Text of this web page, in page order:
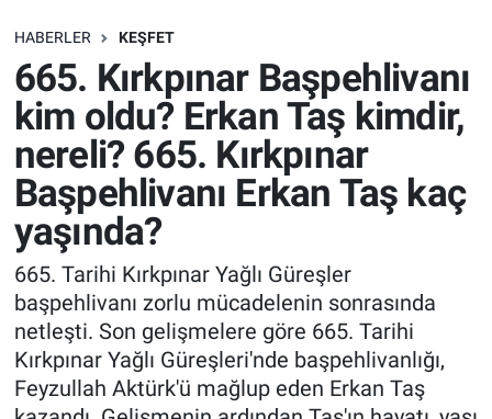
HABERLER KEŞFET
665. Kırkpınar Başpehlivanı
kim oldu? Erkan Taş kimdir,
nereli? 665. Kırkpınar
Başpehlivanı Erkan Taş kaç
yaşında?
665. Tarihi Kırkpınar Yağlı Güreşler
başpehlivanı zorlu mücadelenin sonrasında
netleşti. Son gelişmelere göre 665. Tarihi
Kırkpınar Yağlı Güreşleri'nde başpehlivanlığı,
Feyzullah Aktürk'ü mağlup eden Erkan Taş
SAĞLIK
EKONOMİ
EĞİTİM
ÖZEL HABER
Keşfet
ASTROLOJİ
MANŞET